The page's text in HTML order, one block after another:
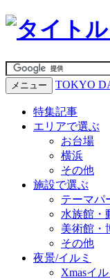
メニュー TOKYO
特集記事
エリアで選ぶ
お台場
横浜
その他
施設で選ぶ
テーマパ
水族館・
美術館・
その他
夜景/イルミ
Xmasイル